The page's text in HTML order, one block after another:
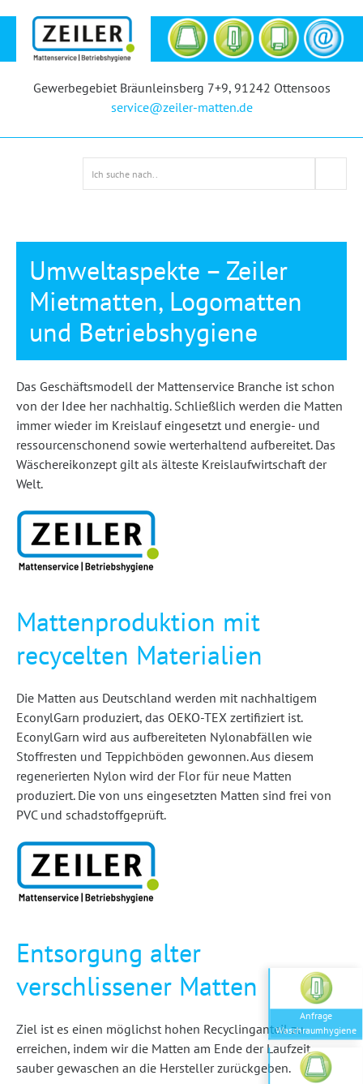
Gewerbegebiet Bräunleinsberg 7+9, 91242 Ottensoos
service@zeiler-matten.de
Umweltaspekte – Zeiler
Mietmatten, Logomatten
und Betriebshygiene
Das Geschäftsmodell der Mattenservice Branche ist schon
von der Idee her nachhaltig. Schließlich werden die Matten
immer wieder im Kreislauf eingesetzt und energie- und
ressourcenschonend sowie werterhaltend aufbereitet. Das
Wäschereikonzept gilt als älteste Kreislaufwirtschaft der
Welt.
Mattenproduktion mit
recycelten Materialien
Die Matten aus Deutschland werden mit nachhaltigem
EconylGarn produziert, das OEKO-TEX zertifiziert ist.
EconylGarn wird aus aufbereiteten Nylonabfällen wie
Stoffresten und Teppichböden gewonnen. Aus diesem
regenerierten Nylon wird der Flor für neue Matten
produziert. Die von uns eingesetzten Matten sind frei von
PVC und schadstoffgeprüft.
Entsorgung alter
verschlissener Matten
Ziel ist es einen möglichst hohen Recyclinganteil zu
erreichen, indem wir die Matten am Ende der Laufzeit
sauber gewaschen an die Hersteller zurückgeben.
Anfrage
Waschraumhygiene